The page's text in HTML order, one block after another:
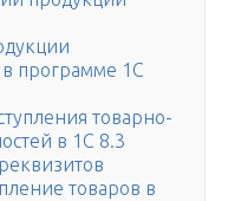
программе 1С
товарно-
в 1С 8.3
товаров в